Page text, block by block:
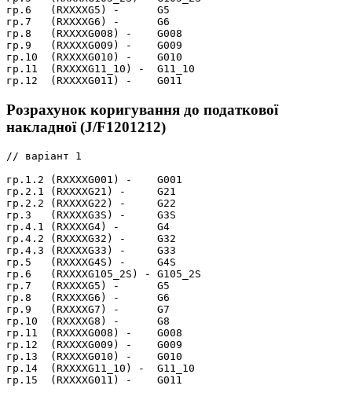
гр.6   (RXXXXG5) -      G5
гр.7   (RXXXXG6) -      G6
гр.8   (RXXXXG008) -    G008
гр.9   (RXXXXG009) -    G009
гр.10  (RXXXXG010) -    G010
гр.11  (RXXXXG11_10) -  G11_10
Розрахунок коригування до податкової
накладної (J/F1201212)
// варіант 1
гр.1.2 (RXXXXG001) -    G001
гр.2.1 (RXXXXG21) -     G21
гр.2.2 (RXXXXG22) -     G22
гр.3   (RXXXXG3S) -     G3S
гр.4.1 (RXXXXG4) -      G4
гр.4.2 (RXXXXG32) -     G32
гр.4.3 (RXXXXG33) -     G33
гр.5   (RXXXXG4S) -     G4S
гр.6   (RXXXXG105_2S) - G105_2S
гр.7   (RXXXXG5) -      G5
гр.8   (RXXXXG6) -      G6
гр.9   (RXXXXG7) -      G7
гр.10  (RXXXXG8) -      G8
гр.11  (RXXXXG008) -    G008
гр.12  (RXXXXG009) -    G009
гр.13  (RXXXXG010) -    G010
гр.14  (RXXXXG11_10) -  G11_10